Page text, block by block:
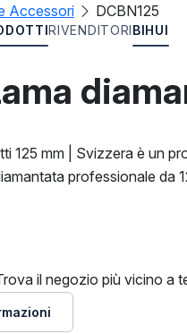
RIVENDITORIBIHUI
Accessori DCBN125
125 mm | Svizzera è un
professionale
il negozio più vicino a